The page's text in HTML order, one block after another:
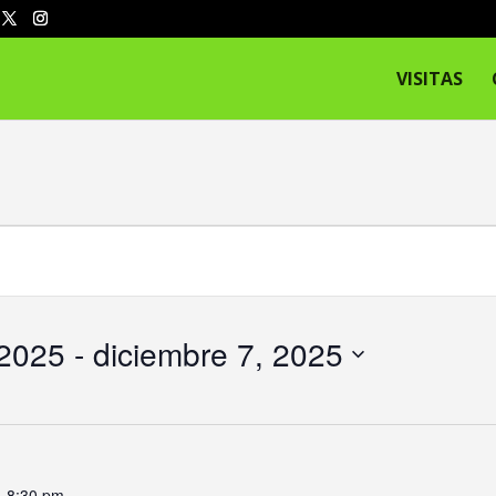
VISITAS
- diciembre 7, 2025